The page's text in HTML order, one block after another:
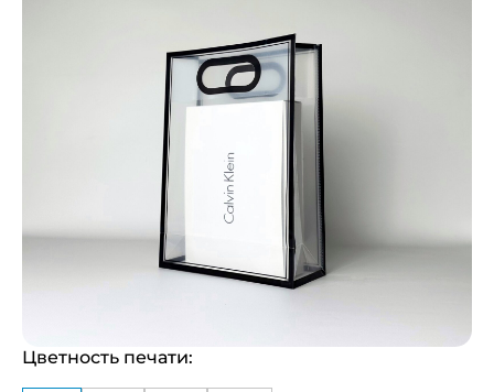
Цветность печати: